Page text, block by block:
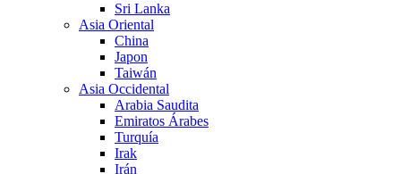
Sri Lanka
Asia Oriental
China
Japon
Taiwán
Asia Occidental
Arabia Saudita
Emiratos Árabes
Turquía
Irak
Irán